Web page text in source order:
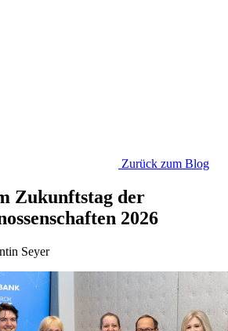
Zurück zum Blog
Zukunftstag der
2026
Seyer